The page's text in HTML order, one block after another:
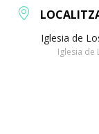
Iglesia de
Iglesia de